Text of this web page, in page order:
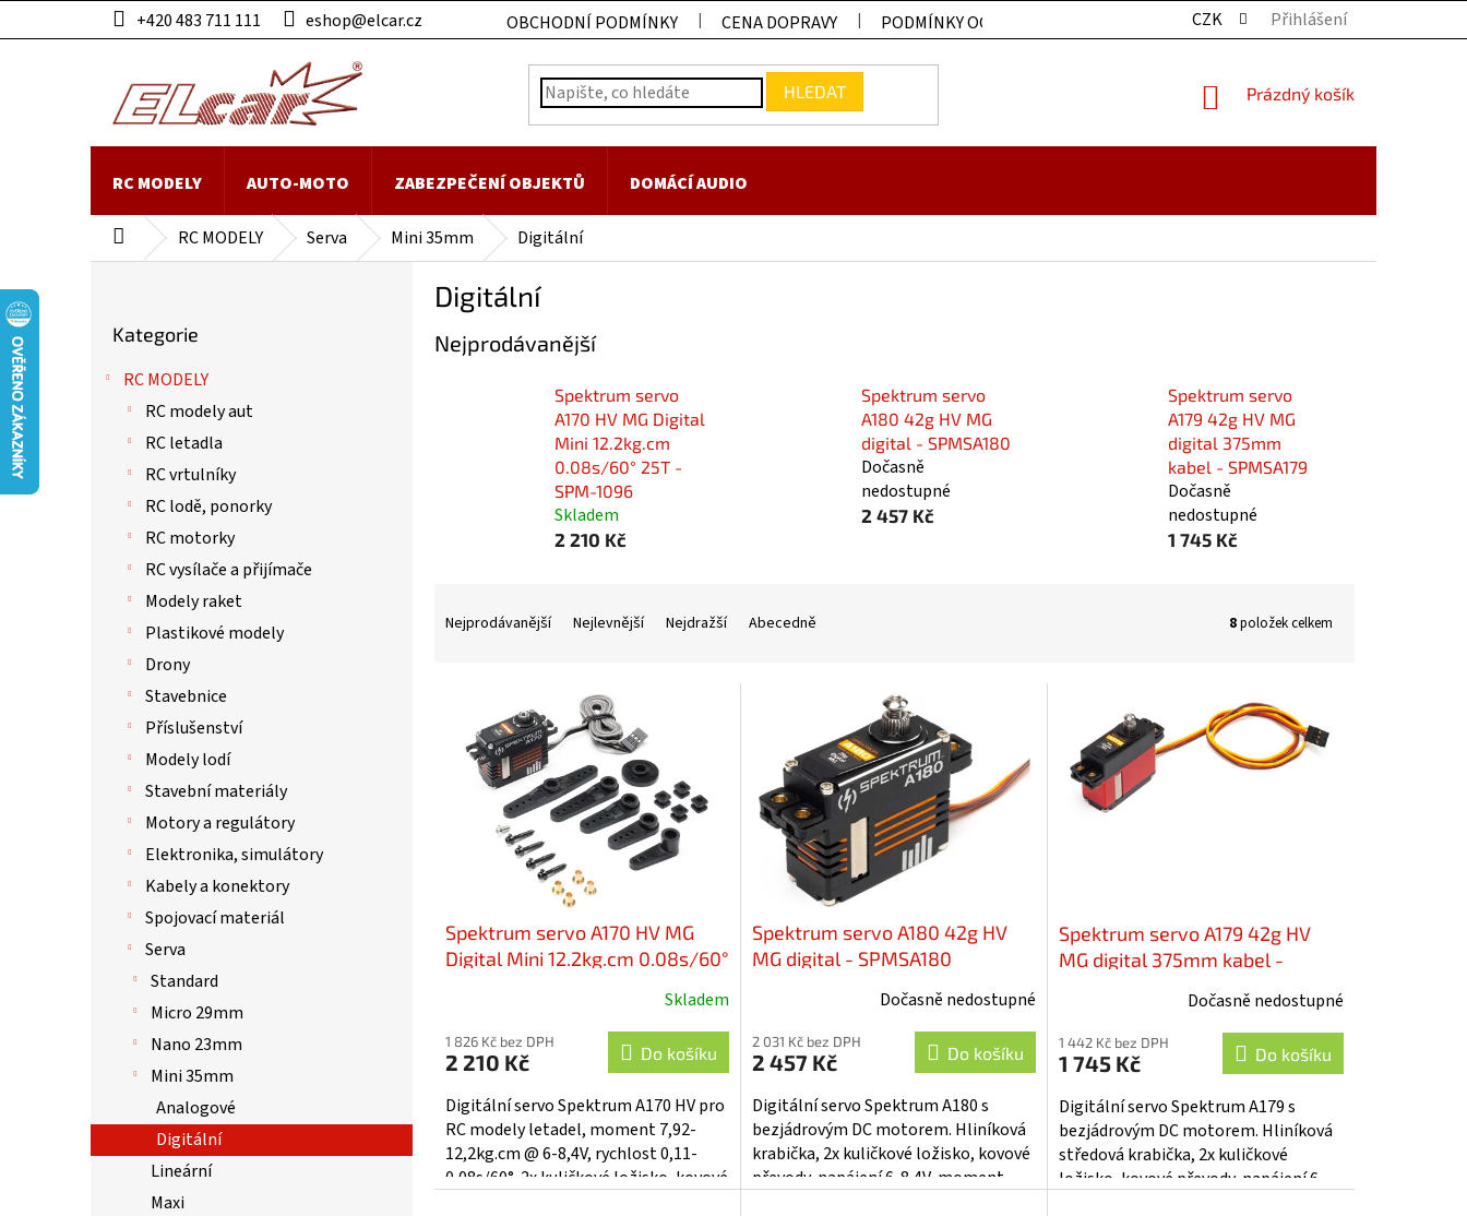
na
+420 483 711 111 eshop@elcar.cz OBCHODNÍ PODMÍNKY CENA DOPRAVY PODMÍNKY OCHRANY OSOBNÍCH ÚDAJŮ KONTAKTY
CZK Přihlášení
HLEDAT
NÁKUPNÍ
Prázdný košík
RC MODELY AUTO-MOTO ZABEZPEČENÍ OBJEKTŮ DOMÁCÍ AUDIO
Domů RC MODELY Serva Mini 35mm Digitální
kategorie
Kategorie
RC MODELY
RC modely aut
RC letadla
RC vrtulníky
RC lodě, ponorky
RC motorky
RC vysílače a přijímače
Modely raket
Plastikové modely
Drony
Stavebnice
Příslušenství
Modely lodí
Stavební materiály
Motory a regulátory
Elektronika, simulátory
Kabely a konektory
Spojovací materiál
Serva
Standard
Micro 29mm
Nano 23mm
Mini 35mm
Analogové
Digitální
Lineární
Maxi
Digitální
Nejprodávanější
Spektrum servo
A170 HV MG Digital
Mini 12.2kg.cm
0.08s/60° 25T -
SPM-1096
Skladem
2 210 Kč
Spektrum servo
A180 42g HV MG
digital - SPMSA180
Dočasně
nedostupné
2 457 Kč
Spektrum servo
A179 42g HV MG
digital 375mm
kabel - SPMSA179
Dočasně
nedostupné
1 745 Kč
Nejprodávanější Nejlevnější Nejdražší Abecedně 8položek celkem
Spektrum servo A170 HV MG
Digital Mini 12.2kg.cm 0.08s/60°
Skladem
1 826 Kč bez DPH
2 210 Kč Do košíku
Digitální servo Spektrum A170 HV pro
RC modely letadel, moment 7,92-
12,2kg.cm @ 6-8,4V, rychlost 0,11-
0,08s/60°. 2x kuličkové ložisko, kovové
Spektrum servo A180 42g HV
MG digital - SPMSA180
Dočasně nedostupné
2 031 Kč bez DPH
2 457 Kč Do košíku
Digitální servo Spektrum A180 s
bezjádrovým DC motorem. Hliníková
krabička, 2x kuličkové ložisko, kovové
převody, napájení 6-8,4V, moment
Spektrum servo A179 42g HV
MG digital 375mm kabel -
Dočasně nedostupné
1 442 Kč bez DPH
1 745 Kč Do košíku
Digitální servo Spektrum A179 s
bezjádrovým DC motorem. Hliníková
středová krabička, 2x kuličkové
ložisko, kovové převody, napájení 6-